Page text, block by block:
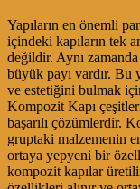
Yapıların en önemli
içindeki kapıların tek
değildir. Aynı
büyük payı vardır.
ve estetiğini bulmak
Kompozit Kapı
başarılı çözümlerdir.
gruptaki malzemenin
ortaya yepyeni bir
kompozit kapılar